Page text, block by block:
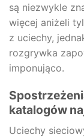
są niezwykle
więcej aniżeli
z uciechy,
rozgrywka
imponująco.
katalogów
Uciechy